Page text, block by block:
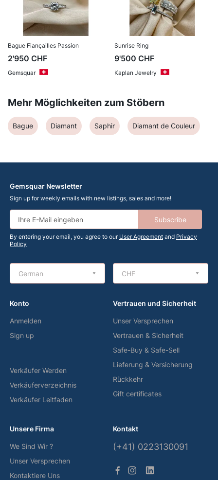
Bague Fiançailles Passion
2'950 CHF
Gemsquar
Sunrise Ring
9'500 CHF
Kaplan Jewelry
Mehr Möglichkeiten zum Stöbern
Bague Diamant Saphir Diamant de Couleur
Gemsquar Newsletter
Sign up for weekly emails with new listings, sales and more!
Subscribe
By entering your email, you agree to our User Agreement and Privacy
Policy
German CHF
Konto
Anmelden
Sign up
Verkäufer Werden
Verkäuferverzeichnis
Verkäufer Leitfaden
Vertrauen und Sicherheit
Unser Versprechen
Vertrauen & Sicherheit
Safe-Buy & Safe-Sell
Lieferung & Versicherung
Rückkehr
Gift certificates
Unsere Firma
We Sind Wir ?
Unser Versprechen
Kontaktiere Uns
Kontakt
(+41) 0223130091